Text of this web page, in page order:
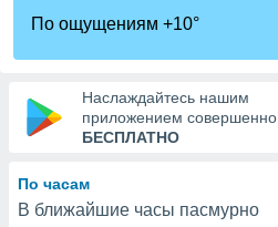
Вы можете
к этому
доступ
По ощущениям +10°
Наслаждайтесь нашим
приложением совершенно
БЕСПЛАТНО
По часам
В ближайшие часы пасмурно